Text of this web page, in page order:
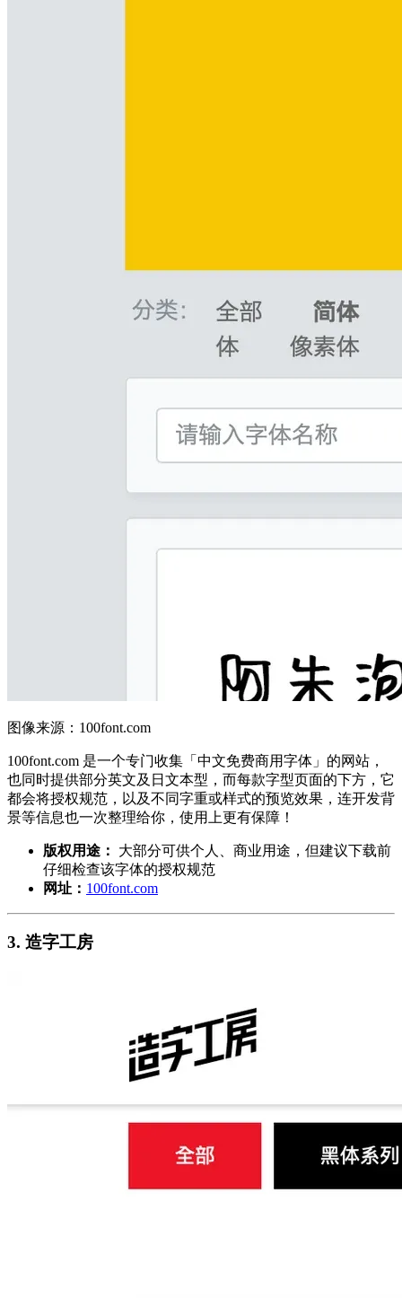
图像来源：100font.com
100font.com 是一个专门收集「中文免费商用字体」的网站，
也同时提供部分英文及日文本型，而每款字型页面的下方，它
都会将授权规范，以及不同字重或样式的预览效果，连开发背
景等信息也一次整理给你，使用上更有保障！
版权用途：
大部分可供个人、商业用途，但建议下载前
仔细检查该字体的授权规范
网址： 100font.com
3. 造字工房